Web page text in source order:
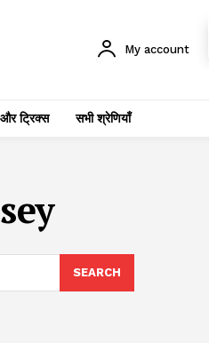
My account
और ट्रिक्स सभी श्रेणियाँ
SEARCH